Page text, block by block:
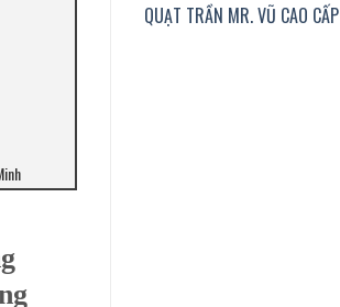
QUẠT TRẦN MR. VŨ CAO CẤP